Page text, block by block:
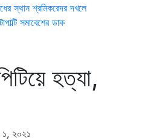
স্থান শ্রমিকরেদর দখলে
সমাবেশের ডাক
হত্যা,
১, ২০২১